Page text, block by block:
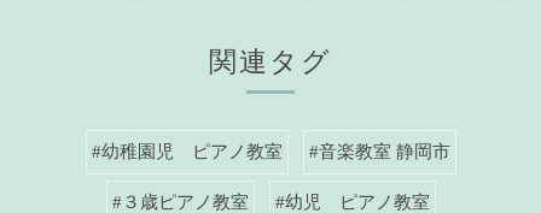
関連タグ
#幼稚園児 ピアノ教室 #音楽教室 静岡市
#３歳ピアノ教室 #幼児 ピアノ教室